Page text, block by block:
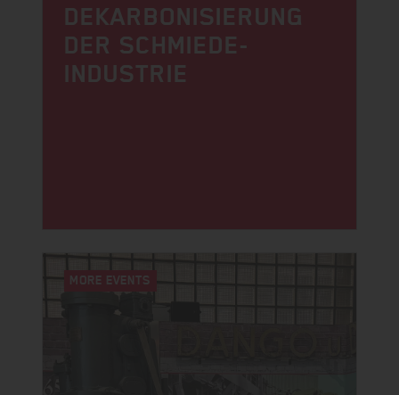
DEKARBONI­SIERUNG
DER SCHMIEDE­
INDUSTRIE
MORE EVENTS